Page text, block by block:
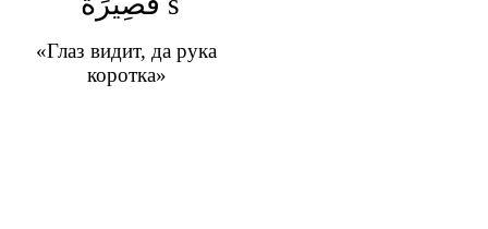
«Глаз видит, да рука
коротка»